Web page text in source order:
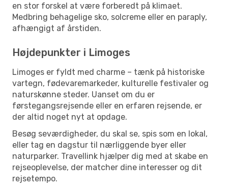
en stor forskel at være forberedt på klimaet.
Medbring behagelige sko, solcreme eller en paraply,
afhængigt af årstiden.
Højdepunkter i Limoges
Limoges er fyldt med charme – tænk på historiske
vartegn, fødevaremarkeder, kulturelle festivaler og
naturskønne steder. Uanset om du er
førstegangsrejsende eller en erfaren rejsende, er
der altid noget nyt at opdage.
Besøg seværdigheder, du skal se, spis som en lokal,
eller tag en dagstur til nærliggende byer eller
naturparker. Travellink hjælper dig med at skabe en
rejseoplevelse, der matcher dine interesser og dit
rejsetempo.